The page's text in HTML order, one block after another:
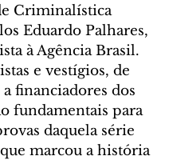
Criminalística
Eduardo Palhares,
à Agência Brasil.
e vestígios, de
a financiadores dos
fundamentais para
daquela série
marcou a história